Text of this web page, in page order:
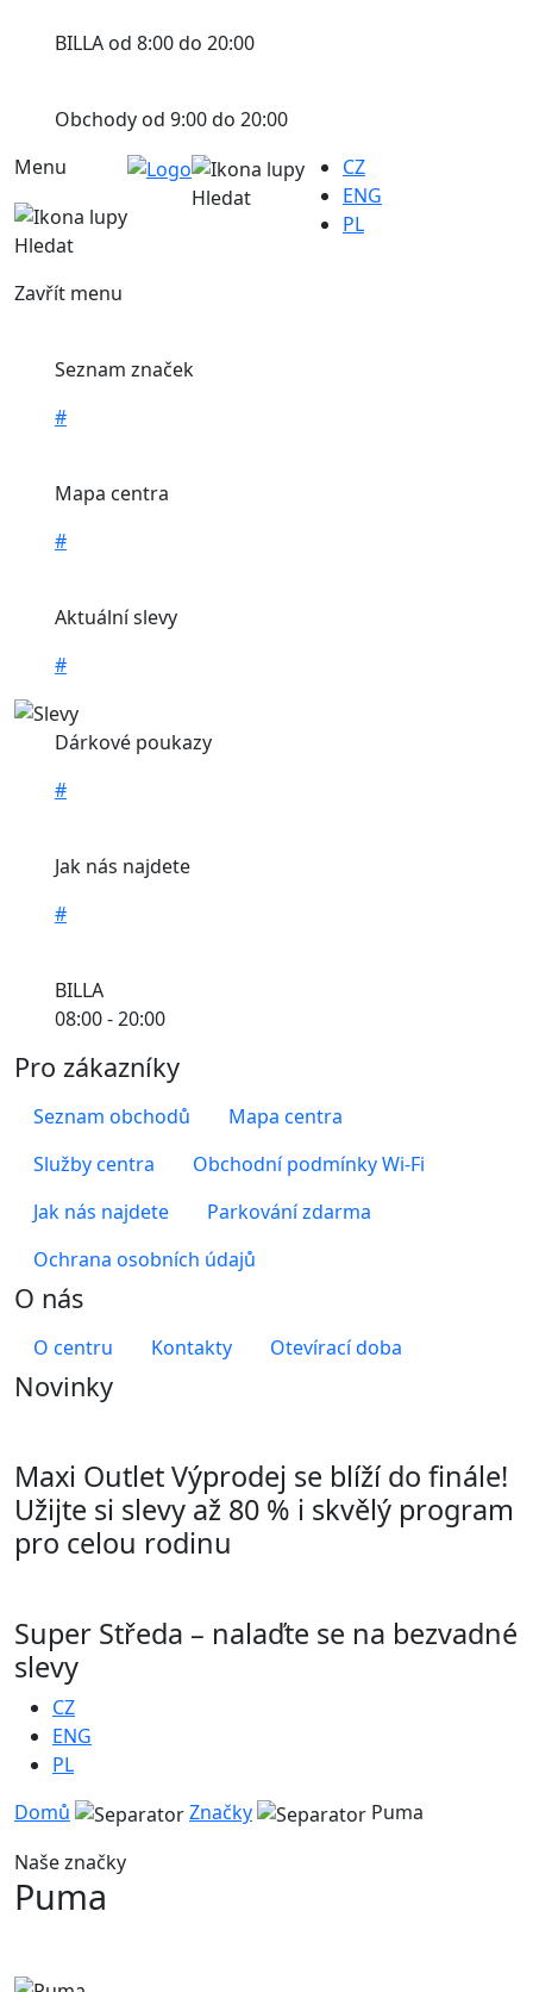
BILLA od 8:00 do 20:00
Obchody od 9:00 do 20:00
Menu
Hledat
Hledat
CZ
ENG
PL
Zavřít menu
Seznam značek
#
Mapa centra
#
Aktuální slevy
#
Dárkové poukazy
#
Jak nás najdete
#
BILLA
08:00 - 20:00
Pro zákazníky
Seznam obchodů
Mapa centra
Služby centra
Obchodní podmínky Wi-Fi
Jak nás najdete
Parkování zdarma
Ochrana osobních údajů
O nás
O centru Kontakty Otevírací doba
Novinky
Maxi Outlet Výprodej se blíží do finále!
Užijte si slevy až 80 % i skvělý program
pro celou rodinu
Super Středa – nalaďte se na bezvadné
slevy
CZ
ENG
PL
Domů
Značky
Puma
Naše značky
Puma